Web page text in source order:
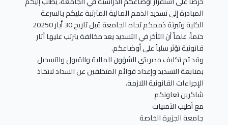
المبادرة إلى تسديد الذمم المالية المترتبة عليكم بالسرعة
الكلية وتبرئة ذممكم تجاه الجامعة قبل تاريخ 30 أيار 20250
حتماً، علماً أن التأخر في التسديد يعد مخالفة يترتب عليها آثار
قانونية تؤثر سلباً على أوضاعكم.
وقد تم تكليف مديريتي الشؤون المالية والقبول والتسجيل
بمتابعة التسديد وإعداد قوائم المتخلفين عن السداد لاتخاذ
الإجراءات القانونية اللازمة.
شاكرين تعاونكم
مع أطيب الأمنيات
جامعة الجزيرة الخاصة